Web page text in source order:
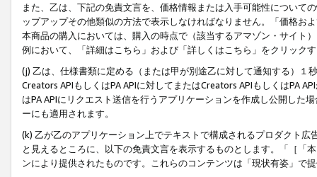
また、乙は、下記の免責文言を、価格情報または入手可能性について
ップアップその他類似の方法で表示しなければなりません。「価格
本商品の購入においては、購入の時点で（該当するアマゾン・サイト
例において、「詳細はこちら」および「詳しくはこちら」をクリック
(j) 乙は、仕様書類に定める（または甲が別途乙に対して通知する）
Creators APIもしくはPA APIに対してまたはCreators APIもしくはPA
はPA APIにリクエスト送信を行うアプリケーションを作成し公開した
ーにも適用されます。
(k) 乙が乙のアプリケーション上でテキストで構成されるプロダクト
と見えるところに、以下の免責文言を表示するものとします。「［「
ンにより提供されたものです。これらのコンテンツは「現状有姿」で